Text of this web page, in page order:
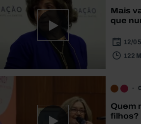
Mais
que
12/
122
Quem
filhos?